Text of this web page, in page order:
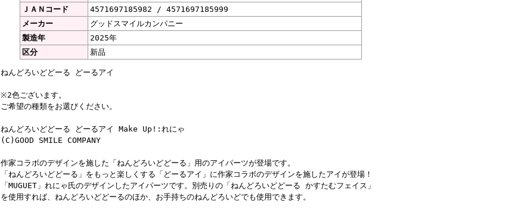
ＪＡＮコード
4571697185982 / 4571697185999
メーカー
グッドスマイルカンパニー
製造年
2025年
区分
新品
ねんどろいどどーる どーるアイ
※2色ございます。
ご希望の種類をお選びください。
ねんどろいどどーる どーるアイ Make Up!:れにゃ
(C)GOOD SMILE COMPANY
作家コラボのデザインを施した「ねんどろいどどーる」用のアイパーツが登場です。
「ねんどろいどどーる」をもっと楽しくする「どーるアイ」に作家コラボのデザインを施したアイが登場！
「MUGUET」れにゃ氏のデザインしたアイパーツです。別売りの「ねんどろいどどーる かすたむフェイス」
を使用すれば、ねんどろいどどーるのほか、お手持ちのねんどろいどでも使用できます。